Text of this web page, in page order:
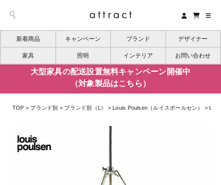
新着商品 キャンペーン ブランド デザイナー
家具 照明 インテリア お問い合わせ
大型家具の配送設置無料キャンペーン開催中
（対象製品はこちら）
TOP ブランド別 ブランド別（L） Louis Poulsen（ルイスポールセン）